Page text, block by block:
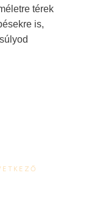
térek
is,